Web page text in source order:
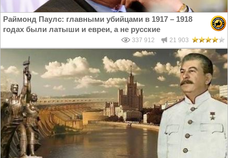
Раймонд Паулс: главными убийцами в 1917 – 1918
годах были латыши и евреи, а не русские
337 912 21 903